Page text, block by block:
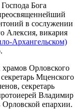
Бога
в сослужении
Алексия, викария
Архангельском)
Орловского
Мценского
секретарь
Владимир
епархии.